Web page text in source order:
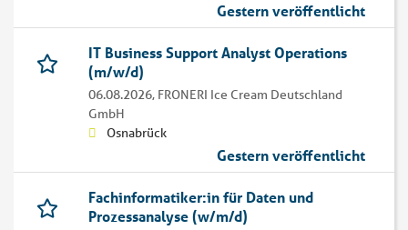
Gestern veröffentlicht
IT Business Support Analyst Operations
(m/w/d)
06.08.2026, FRONERI Ice Cream Deutschland
GmbH
Osnabrück
Gestern veröffentlicht
Fachinformatiker:in für Daten und
Prozessanalyse (w/m/d)